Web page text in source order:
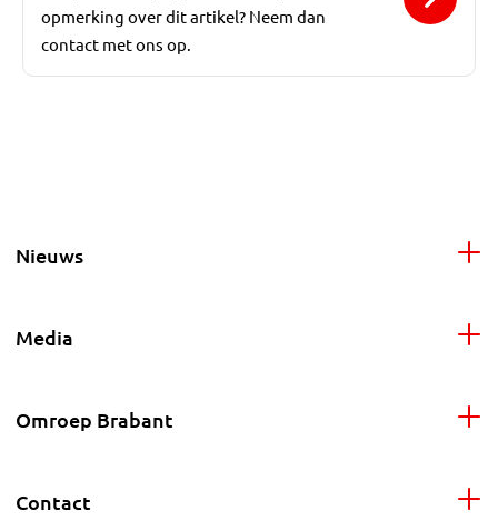
opmerking over dit artikel? Neem dan
contact met ons op.
Nieuws
Media
Omroep Brabant
Contact